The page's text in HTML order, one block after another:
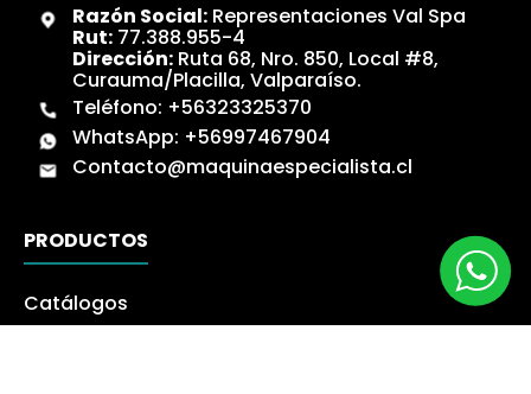
Razón Social:Representaciones Val Spa
Rut:77.388.955-4
Dirección:Ruta 68, Nro. 850, Local #8,
Curauma/Placilla, Valparaíso.
Teléfono: +56323325370
WhatsApp: +56997467904
Contacto@maquinaespecialista.cl
PRODUCTOS
Catálogos
Novedades